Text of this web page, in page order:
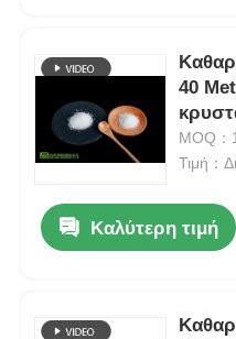
40
Pet
MOQ：
Τιμή：
Καλύτερη τιμή